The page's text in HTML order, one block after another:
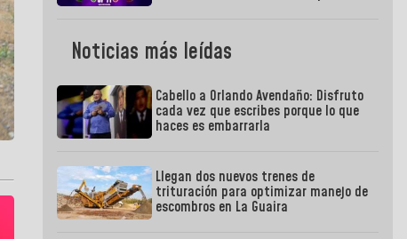
Noticias más leídas
Cabello a Orlando Avendaño: Disfruto
cada vez que escribes porque lo que
haces es embarrarla
Llegan dos nuevos trenes de
trituración para optimizar manejo de
escombros en La Guaira